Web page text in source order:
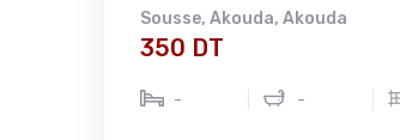
Sousse, Akouda, Akouda
350 DT
- -